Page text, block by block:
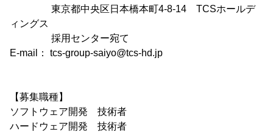
東京都中央区日本橋本町4-8-14 TCSホールデ
ィングス
採用センター宛て
E-mail： tcs-group-saiyo@tcs-hd.jp
【募集職種】
ソフトウェア開発 技術者
ハードウェア開発 技術者